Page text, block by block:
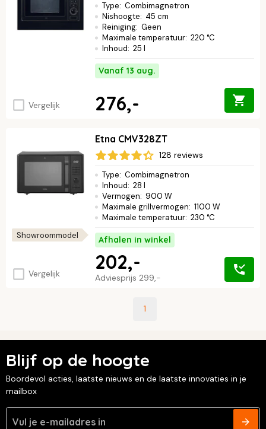
Vergelijk
Type: Combimagnetron
Nishoogte: 45 cm
Reiniging: Geen
Maximale temperatuur: 220 °C
Inhoud: 25 l
Vanaf 13 aug.
276,-
Showroommodel
Vergelijk
Etna CMV328ZT
128 reviews
Type: Combimagnetron
Inhoud: 28 l
Vermogen: 900 W
Maximale grillvermogen: 1100 W
Maximale temperatuur: 230 °C
Afhalen in winkel
Adviesprijs 299,-
202,-
1
Blijf op de hoogte
Boordevol acties, laatste nieuws en de laatste innovaties in je
mailbox